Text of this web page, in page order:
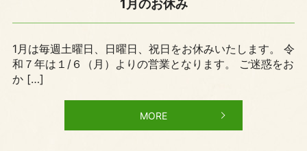
1月のお休み
1月は毎週土曜日、日曜日、祝日をお休みいたします。 令
和７年は１/６（月）よりの営業となります。 ご迷惑をお
か […]
MORE